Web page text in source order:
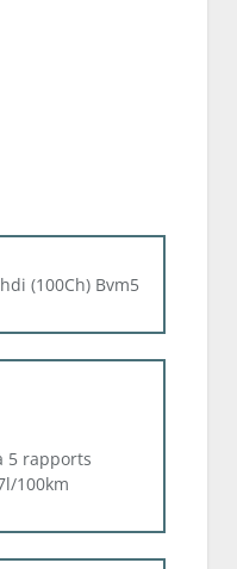
(100Ch) Bvm5
5 rapports
100km